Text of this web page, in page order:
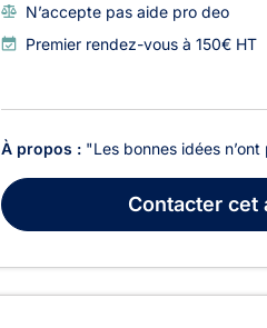
N’accepte pas aide pro deo
Premier rendez-vous à 150€ HT
À propos : "Les bonnes idées n’ont
Contacter cet